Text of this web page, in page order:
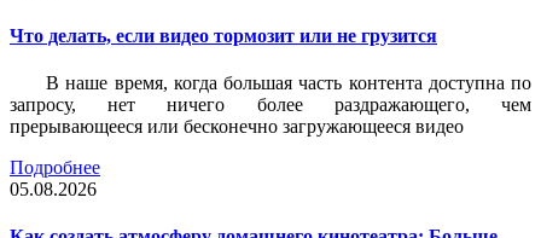
Что делать, если видео тормозит или не грузится
В наше время, когда большая часть контента доступна по
запросу, нет ничего более раздражающего, чем
прерывающееся или бесконечно загружающееся видео
Подробнее
05.08.2026